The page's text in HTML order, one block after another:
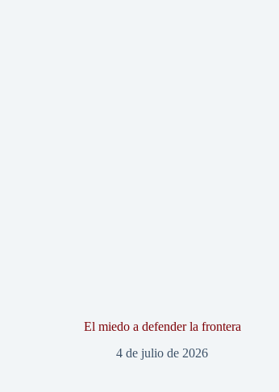
El miedo a defender la frontera
4 de julio de 2026